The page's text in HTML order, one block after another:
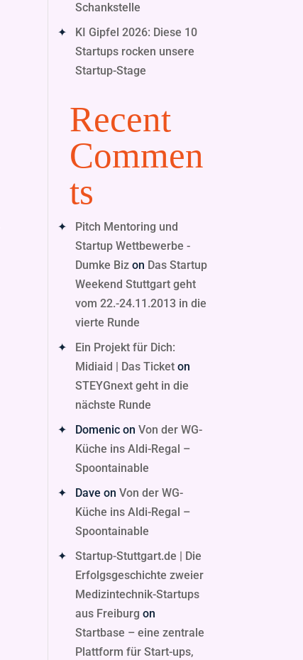
Schankstelle
KI Gipfel 2026: Diese 10
Startups rocken unsere
Startup-Stage
Recent
Commen
ts
Pitch Mentoring und
Startup Wettbewerbe -
Dumke Biz on Das Startup
Weekend Stuttgart geht
vom 22.-24.11.2013 in die
vierte Runde
Ein Projekt für Dich:
Midiaid | Das Ticket on
STEYGnext geht in die
nächste Runde
Domenic onVon der WG-
Küche ins Aldi-Regal –
Spoontainable
Dave onVon der WG-
Küche ins Aldi-Regal –
Spoontainable
Startup-Stuttgart.de | Die
Erfolgsgeschichte zweier
Medizintechnik-Startups
aus Freiburg on
Startbase – eine zentrale
Plattform für Start-ups,